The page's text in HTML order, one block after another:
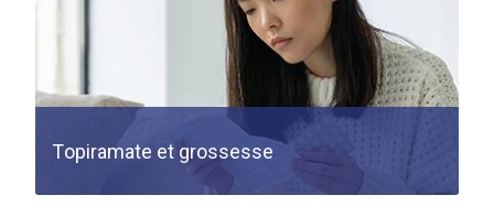
Topiramate et grossesse